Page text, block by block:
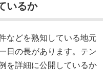
いるか
などを熟知している地元
日の長があります。テン
を詳細に公開しているか